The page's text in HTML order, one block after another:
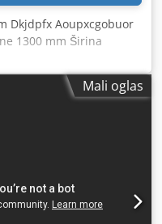
Dkjdpfx Aoupxcgobuor
1300 mm Širina
135 ° Ukupna
mašine cca. 0, 4 t
mašina za
50, 75, 100, 125, 150,
Mali oglas